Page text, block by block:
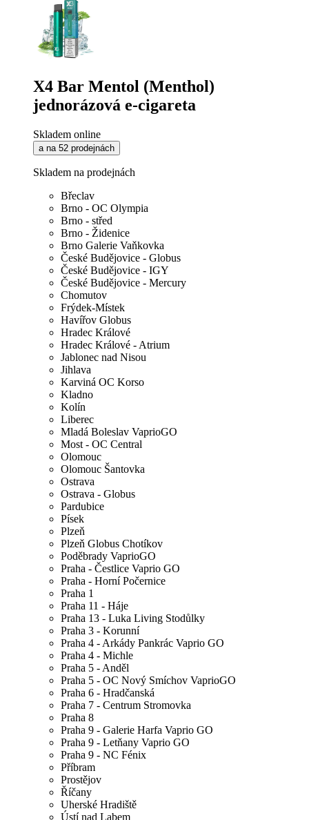
X4 Bar Mentol (Menthol)
jednorázová e-cigareta
Skladem online
a na 52 prodejnách
Skladem na prodejnách
Břeclav
Brno - OC Olympia
Brno - střed
Brno - Židenice
Brno Galerie Vaňkovka
České Budějovice - Globus
České Budějovice - IGY
České Budějovice - Mercury
Chomutov
Frýdek-Místek
Havířov Globus
Hradec Králové
Hradec Králové - Atrium
Jablonec nad Nisou
Jihlava
Karviná OC Korso
Kladno
Kolín
Liberec
Mladá Boleslav VaprioGO
Most - OC Central
Olomouc
Olomouc Šantovka
Ostrava
Ostrava - Globus
Pardubice
Písek
Plzeň
Plzeň Globus Chotíkov
Poděbrady VaprioGO
Praha - Čestlice Vaprio GO
Praha - Horní Počernice
Praha 1
Praha 11 - Háje
Praha 13 - Luka Living Stodůlky
Praha 3 - Korunní
Praha 4 - Arkády Pankrác Vaprio GO
Praha 4 - Michle
Praha 5 - Anděl
Praha 5 - OC Nový Smíchov VaprioGO
Praha 6 - Hradčanská
Praha 7 - Centrum Stromovka
Praha 8
Praha 9 - Galerie Harfa Vaprio GO
Praha 9 - Letňany Vaprio GO
Praha 9 - NC Fénix
Příbram
Prostějov
Říčany
Uherské Hradiště
Ústí nad Labem